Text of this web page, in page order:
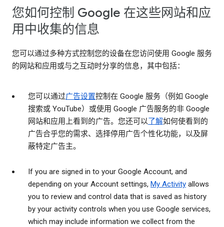
您如何控制 Google 在这些网站和应
用中收集的信息
您可以通过多种方式控制您的设备在您访问使用 Google 服务
的网站和应用或与之互动时分享的信息，其中包括：
您可以通过广告设置控制在 Google 服务（例如 Google
搜索或 YouTube）或使用 Google 广告服务的非 Google
网站和应用上看到的广告。您还可以了解如何使看到的
广告合乎您的需求、选择停用广告个性化功能，以及屏
蔽特定广告主。
If you are signed in to your Google Account, and
depending on your Account settings, My Activity allows
you to review and control data that is saved as history
by your activity controls when you use Google services,
which may include information we collect from the